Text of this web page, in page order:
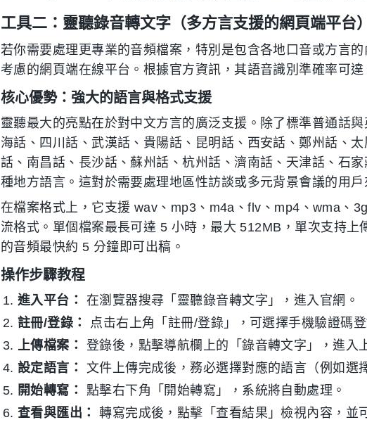
工具二：靈聽錄音轉文字（多方言支援的網頁端平台）
若你需要處理更專業的音頻檔案，特別是包含各地口音或方言
考慮的網頁端在線平台。根據官方資訊，其語音識別準確率可達
核心優勢：強大的語言與格式支援
靈聽最大的亮點在於對中文方言的廣泛支援。除了標準普通話
海話、四川話、武漢話、貴陽話、昆明話、西安話、鄭州話、
話、南昌話、長沙話、蘇州話、杭州話、濟南話、天津話、石
種地方語言。這對於需要處理地區性訪談或多元背景會議的用戶
在檔案格式上，它支援 wav、mp3、m4a、flv、mp4、wma、
流格式。單個檔案最長可達 5 小時，最大 512MB，單次支持
的音頻最快約 5 分鐘即可出稿。
操作步驟教程
進入平台：
在瀏覽器搜尋「靈聽錄音轉文字」，進入官網。
註冊/登錄：
点击右上角「註冊/登錄」，可選擇手機驗證碼
上傳檔案：
登錄後，點擊導航欄上的「錄音轉文字」，進入
設定語言：
文件上傳完成後，務必選擇對應的語言（例如選
開始轉寫：
點擊右下角「開始轉寫」，系統將自動處理。
查看與匯出：
轉寫完成後，點擊「查看結果」檢視內容，並